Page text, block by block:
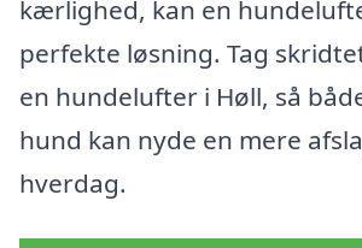
kærlighed, kan en
perfekte løsning. Tag
en hundelufter i Høll, så
hund kan nyde en mere
hverdag.